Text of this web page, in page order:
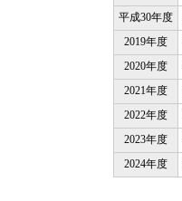
平成30年度
2019年度
2020年度
2021年度
2022年度
2023年度
2024年度